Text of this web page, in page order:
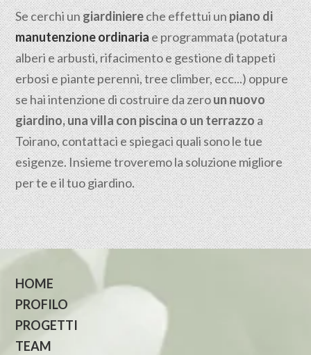
Se cerchi ungiardiniereche effettui unpiano di
manutenzione ordinariae programmata (potatura
alberi e arbusti, rifacimento e gestione di tappeti
erbosi e piante perenni, tree climber, ecc...) oppure
se hai intenzione di costruire da zeroun nuovo
giardino, una villa con piscina o un terrazzoa
Toirano, contattaci e spiegaci quali sono le tue
esigenze. Insieme troveremo la soluzione migliore
per te e il tuo giardino.
HOME
PROFILO
PROGETTI
TEAM